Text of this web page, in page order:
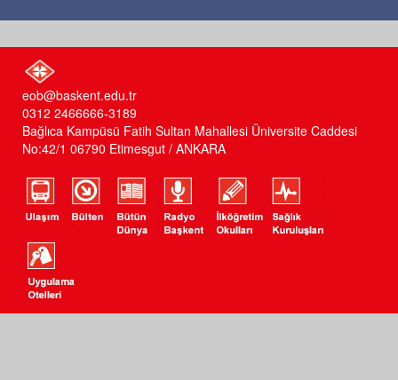
eob@baskent.edu.tr
0312 2466666-3189
Bağlıca Kampüsü Fatih Sultan Mahallesi Üniversite Caddesi
No:42/1 06790 Etimesgut / ANKARA